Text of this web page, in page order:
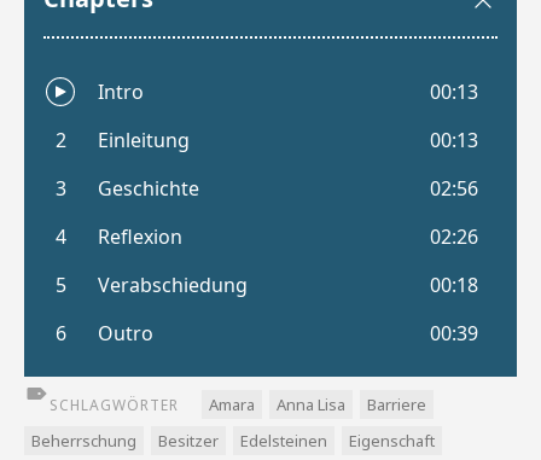
SCHLAGWÖRTER Amara Anna Lisa
Barriere
Beherrschung
Besitzer Edelsteinen
Eigenschaft